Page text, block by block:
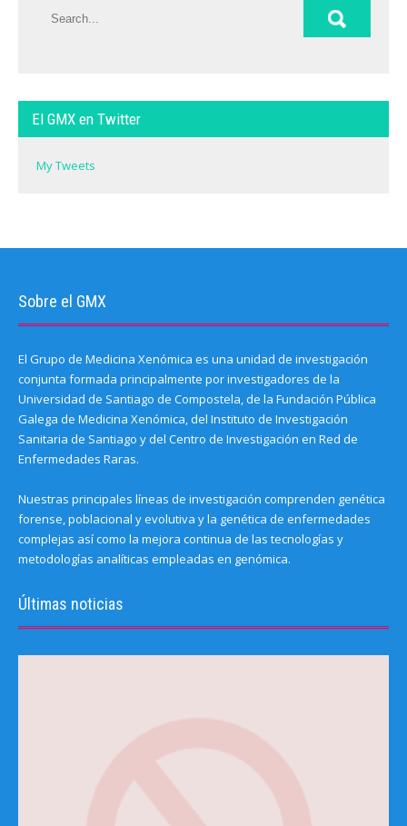
El GMX en Twitter
My Tweets
Sobre el GMX
El Grupo de Medicina Xenómica es una unidad de investigación
conjunta formada principalmente por investigadores de la
Universidad de Santiago de Compostela, de la Fundación Pública
Galega de Medicina Xenómica, del Instituto de Investigación
Sanitaria de Santiago y del Centro de Investigación en Red de
Enfermedades Raras.
Nuestras principales líneas de investigación comprenden genética
forense, poblacional y evolutiva y la genética de enfermedades
complejas así como la mejora continua de las tecnologías y
metodologías analíticas empleadas en genómica.
Últimas noticias